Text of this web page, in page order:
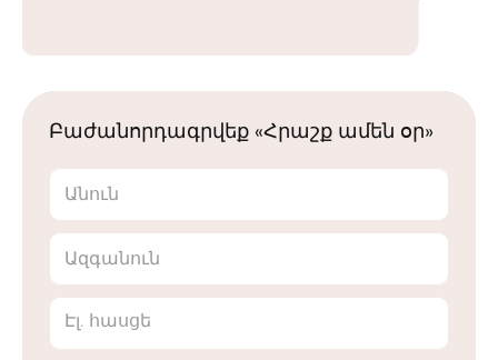
Բաժանորդագրվեք «Հրաշք ամեն օր»
Անուն
Ազգանուն
Էլ. հասցե